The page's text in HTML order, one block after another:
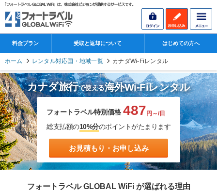
料金プラン 受取と返却について はじめての方へ
ホーム レンタル対応国・地域一覧 カナダWi-Fiレンタル
カナダ旅行で使える海外Wi-Fiレンタル
フォートラベル特別価格 487円～/日
総支払額の10%分のポイントがたまります
お見積もり・お申し込み
フォートラベル GLOBAL WiFi が選ばれる理由